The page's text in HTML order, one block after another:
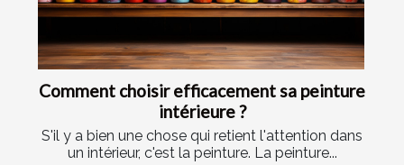
Comment choisir efficacement sa peinture
intérieure ?
S'il y a bien une chose qui retient l'attention dans
un intérieur, c'est la peinture. La peinture...